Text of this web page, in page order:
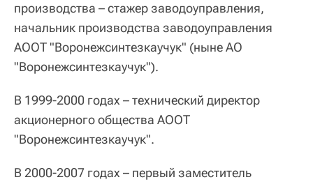
производства – стажер заводоуправления,
начальник производства заводоуправления
АООТ "Воронежсинтезкаучук" (ныне АО
"Воронежсинтезкаучук").
В 1999-2000 годах – технический директор
акционерного общества АООТ
"Воронежсинтезкаучук".
В 2000-2007 годах – первый заместитель